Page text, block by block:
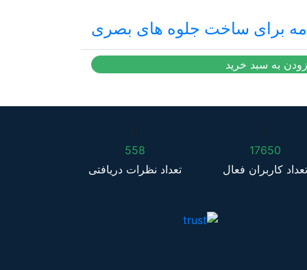
برای ساخت جلوه های بصری
به سبد خرید
17650
تعداد کاربران فعال
558
تعداد نظرات دریافتی